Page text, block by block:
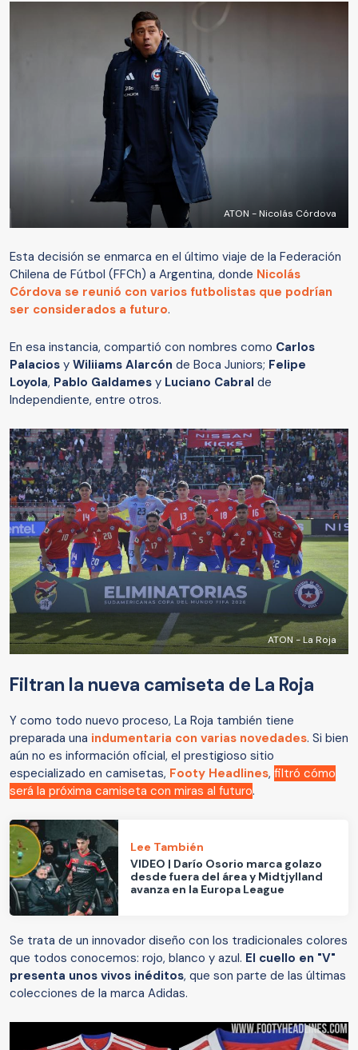
ATON - Nicolás Córdova
Esta decisión se enmarca en el último viaje de la Federación
Chilena de Fútbol (FFCh) a Argentina, donde Nicolás
Córdova se reunió con varios futbolistas que podrían
ser considerados a futuro.
En esa instancia, compartió con nombres como Carlos
Palacios y Wiliiams Alarcón de Boca Juniors; Felipe
Loyola, Pablo Galdames y Luciano Cabral de
Independiente, entre otros.
ATON - La Roja
Filtran la nueva camiseta de La Roja
Y como todo nuevo proceso, La Roja también tiene
preparada una indumentaria con varias novedades. Si bien
aún no es información oficial, el prestigioso sitio
especializado en camisetas, Footy Headlines, filtró cómo
será la próxima camiseta con miras al futuro.
Lee También
VIDEO | Darío Osorio marca golazo
desde fuera del área y Midtjylland
avanza en la Europa League
Se trata de un innovador diseño con los tradicionales colores
que todos conocemos: rojo, blanco y azul. El cuello en "V"
presenta unos vivos inéditos, que son parte de las últimas
colecciones de la marca Adidas.